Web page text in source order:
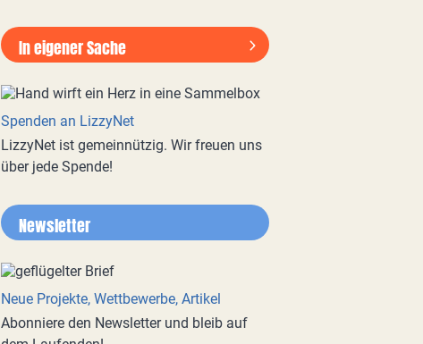
In eigener Sache
Spenden an LizzyNet
LizzyNet ist gemeinnützig. Wir freuen uns
über jede Spende!
Newsletter
Neue Projekte, Wettbewerbe, Artikel
Abonniere den Newsletter und bleib auf